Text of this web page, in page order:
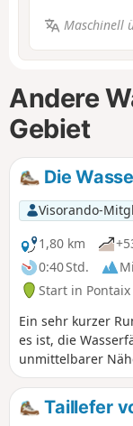
Maschinell
Andere
Gebiet
Die
Visorando-
1,80 km
0:40 Std.
Start in Pontaix
Ein sehr kurzer
es ist, die
unmittelbarer
entdecken. Ein
Anhöhe
zu sehen und den
Taillefer